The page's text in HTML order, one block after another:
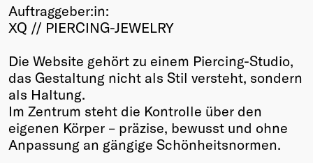
Annual
Auftraggeber:in:
XQ // PIERCING-JEWELRY
Die Website gehört zu einem Piercing-Studio,
das Gestaltung nicht als Stil versteht, sondern
als Haltung.
Im Zentrum steht die Kontrolle über den
eigenen Körper – präzise, bewusst und ohne
Anpassung an gängige Schönheitsnormen.